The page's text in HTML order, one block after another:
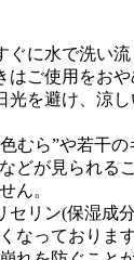
に水で洗い流
ご使用をおや
光を避け、涼
むら”や若干
どが見られる
ん。
セリン(保湿成
なっておりま